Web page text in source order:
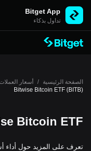
Bitget App
تداول بذكاء
الصفحة الرئيسية / أسعار
Bitwise Bitcoin ETF (BITB)
Bitcoin ETF